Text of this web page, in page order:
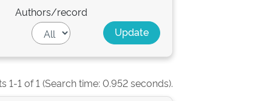
Authors/record
1-1 of 1 (Search time: 0.952 seconds).